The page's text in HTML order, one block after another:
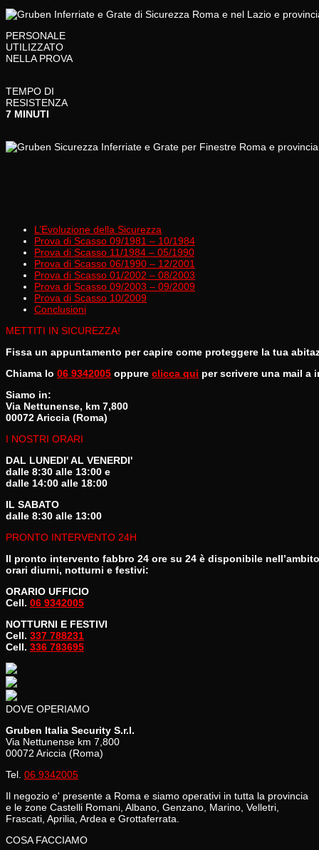
PERSONALE
UTILIZZATO
NELLA PROVA
TEMPO DI
RESISTENZA
7 MINUTI
L’Evoluzione della Sicurezza
Prova di Scasso 09/1981 – 10/1984
Prova di Scasso 11/1984 – 05/1990
Prova di Scasso 06/1990 – 12/2001
Prova di Scasso 01/2002 – 08/2003
Prova di Scasso 09/2003 – 09/2009
Prova di Scasso 10/2009
Conclusioni
METTITI IN SICUREZZA!
Fissa un appuntamento per capire come proteggere la tua
Chiama lo 06 9342005 oppure clicca qui per scrivere una mail a
Siamo in:
Via Nettunense, km 7,800
00072 Ariccia (Roma)
I NOSTRI ORARI
DAL LUNEDI' AL VENERDI'
dalle 8:30 alle 13:00 e
dalle 14:00 alle 18:00
IL SABATO
dalle 8:30 alle 13:00
PRONTO INTERVENTO 24H
Il pronto intervento fabbro 24 ore su 24 è disponibile
orari diurni, notturni e festivi:
ORARIO UFFICIO
Cell. 06 9342005
NOTTURNI E FESTIVI
Cell. 337 788231
Cell. 336 783695
DOVE OPERIAMO
Gruben Italia Security S.r.l.
Via Nettunense km 7,800
00072 Ariccia (Roma)
Tel. 06 9342005
Il negozio e' presente a Roma e siamo operativi in tutta la provincia
e le zone Castelli Romani, Albano, Genzano, Marino, Velletri,
Frascati, Aprilia, Ardea e Grottaferrata.
COSA FACCIAMO